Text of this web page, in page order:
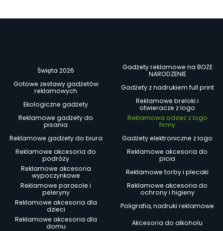
Święta 2026
Gadżety reklamowe na BOŻE
NARODZENIE
Gotowe zestawy gadżetów
reklamowych
Gadżety z nadrukiem full print
Ekologiczne gadżety
Reklamowe breloki i
otwieracze z logo
Reklamowe gadżety do
pisania
Reklamowa odzież z logo
firmy
Reklamowe gadżety do biura
Gadżety elektroniczne z logo
Reklamowe akcesoria do
podróży
Reklamowe akcesoria do
picia
Reklamowe akcesoria
wypoczynkowe
Reklamowe torby i plecaki
Reklamowe parasole i
peleryny
Reklamowe akcesoria do
ochrony i higieny
Reklamowe akcesoria dla
dzieci
Poligrafia, nadruki reklamowe
Reklamowe akcesoria dla
domu
Akcesoria do alkoholu